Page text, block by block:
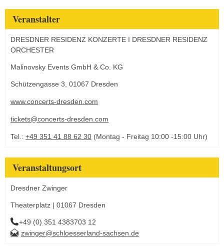
Veranstalter
DRESDNER RESIDENZ KONZERTE I DRESDNER RESIDENZ
ORCHESTER
Malinovsky Events GmbH & Co. KG
Schützengasse 3, 01067 Dresden
www.concerts-dresden.com
tickets@concerts-dresden.com
Tel.: +49 351 41 88 62 30 (Montag - Freitag 10:00 -15:00 Uhr)
Veranstaltungsort
Dresdner Zwinger
Theaterplatz | 01067 Dresden
+49 (0) 351 4383703 12
zwinger@schloesserland-sachsen.de